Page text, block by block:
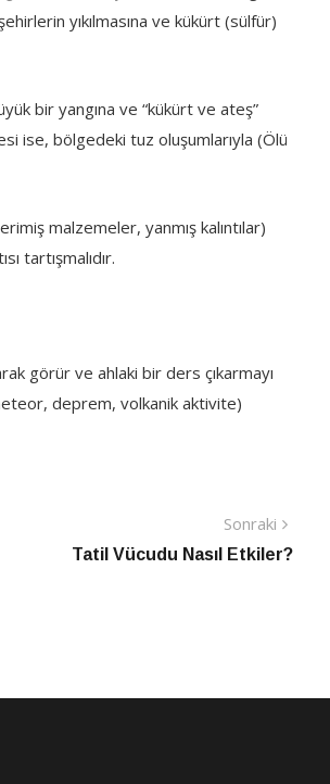
yıkılmasına ve kükürt (sülfür)
bir yangına ve “kükürt ve ateş”
ise, bölgedeki tuz oluşumlarıyla (Ölü
malzemeler, yanmış kalıntılar)
tartışmalıdır.
görür ve ahlaki bir ders çıkarmayı
deprem, volkanik aktivite)
Sonraki
Haber
Tatil Vücudu Nasıl Etkiler?